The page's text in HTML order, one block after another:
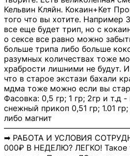
Кельвин Кляйн. Кокаин+Кет
того что вы хотите. Например
все еще будет трип, но с
о сексе все равно можно
больше трипа либо больше
разумных количествах тоже
храбрости лишними не будут.
что в старое экстази бахали
мдма тоже можно если вы
Фасовка: 0,5 гр; 1 гр; 2гр и т.д
снежный прикоп 0,51 гр; 1.01
либо магнит
➡ РАБОТА И УСЛОВИЯ
000₽ В НЕДЕЛЮ? ЛЕГКО! Такое